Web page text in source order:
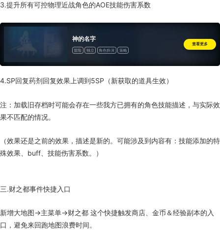
3.提升所有可控物理近战角色的AOE技能伤害系数
神的名字
冒险 独立 角色扮演 策略
查看更多
4.SP回复药剂回复效果上调到5SP（新获取的道具生效）
注：加载旧存档时可能会存在一些我方已拥有的角色技能描述，与实际效
果不匹配的情况。
（效果还是之前的效果，描述是新的。可能涉及到内容有：技能添加的特
殊效果、buff、技能伤害系数。）
三.财之都事件快捷入口
新增大地图→主菜单→财之都 这个快捷触发商店、金币＆经验副本的入
口，避免来回跑地图浪费时间。